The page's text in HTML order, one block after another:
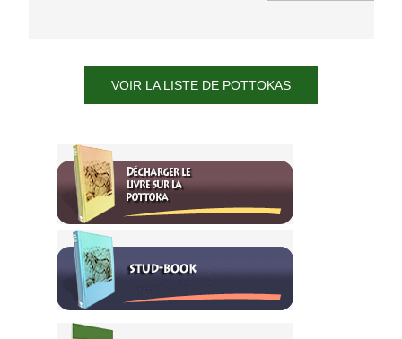
VOIR LA LISTE DE POTTOKAS